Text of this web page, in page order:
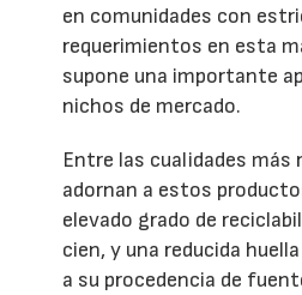
en comunidades con
requerimientos en esta
supone una importante
nichos de mercado.
Entre las cualidades más
adornan a estos
elevado grado de
cien, y una reducida
a su procedencia de